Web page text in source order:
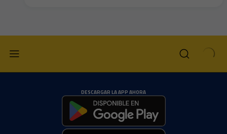
DESCARGAR LA APP AHORA